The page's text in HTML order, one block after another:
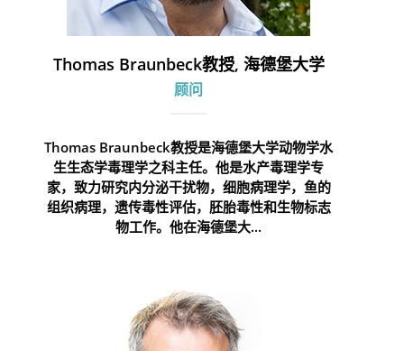
Thomas Braunbeck教授, 海德堡大学
顾问
Thomas Braunbeck教授是海德堡大学动物学水
生生态学毒理学之科主任。他是水产毒理学专
家，致力研究内分泌干扰物，细胞病理学，鱼的
组织病理，遗传毒性评估，胚胎毒性和生物标志
物工作。他在海德堡大...